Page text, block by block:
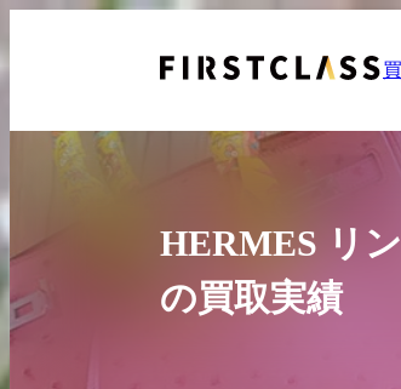
HERMES リ
の買取実績